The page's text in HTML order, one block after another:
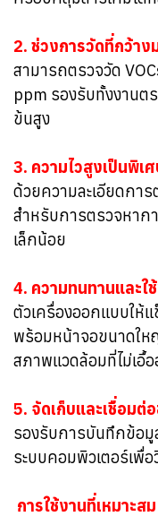
2. ช่วงการวัดที่กว้าง
สามารถตรวจวัด
ppm รองรับทั้งงานต
ข้นสูง
3. ความไวสูงเป็นพิเ
ด้วยความละเอียดกา
สำหรับการตรวจหาก
เล็กน้อย
4. ความทนทานและใ
ตัวเครื่องออกแบบให้
พร้อมหน้าจอขนาดใ
สภาพแวดล้อมที่ไม่เอื้
5. จัดเก็บและเชื่อมต่
รองรับการบันทึกข้อมู
ระบบคอมพิวเตอร์เพื่อ
การใช้งานที่เหมาะสม